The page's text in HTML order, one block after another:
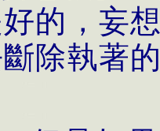
的，妄
除執著